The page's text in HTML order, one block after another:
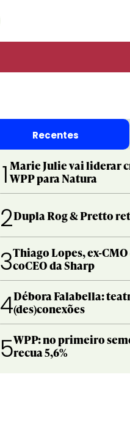
Recentes
1 Marie Julie vai liderar
WPP para Natura
2Dupla Rog & Pretto
3Thiago Lopes, ex-
coCEO da Sharp
4Débora Falabella:
(des)conexões
5WPP: no primeiro
recua 5,6%